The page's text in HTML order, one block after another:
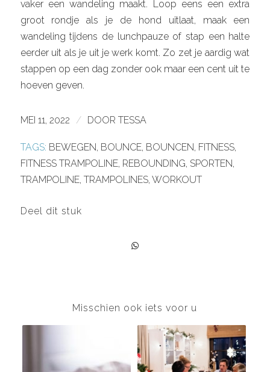
vaker een wandeling maakt. Loop eens een extra
groot rondje als je de hond uitlaat, maak een
wandeling tijdens de lunchpauze of stap een halte
eerder uit als je uit je werk komt. Zo zet je aardig wat
stappen op een dag zonder ook maar een cent uit te
hoeven geven.
MEI 11, 2022 / DOOR TESSA
TAGS: BEWEGEN, BOUNCE, BOUNCEN, FITNESS,
FITNESS TRAMPOLINE, REBOUNDING, SPORTEN,
TRAMPOLINE, TRAMPOLINES, WORKOUT
Deel dit stuk
Misschien ook iets voor u